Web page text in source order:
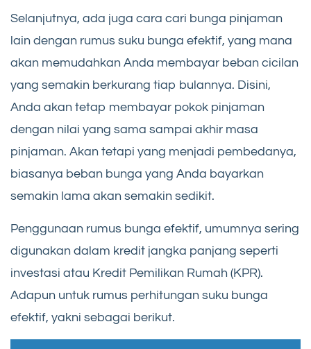
Selanjutnya, ada juga cara cari bunga pinjaman
lain dengan rumus suku bunga efektif, yang mana
akan memudahkan Anda membayar beban cicilan
yang semakin berkurang tiap bulannya. Disini,
Anda akan tetap membayar pokok pinjaman
dengan nilai yang sama sampai akhir masa
pinjaman. Akan tetapi yang menjadi pembedanya,
biasanya beban bunga yang Anda bayarkan
semakin lama akan semakin sedikit.
Penggunaan rumus bunga efektif, umumnya sering
digunakan dalam kredit jangka panjang seperti
investasi atau Kredit Pemilikan Rumah (KPR).
Adapun untuk rumus perhitungan suku bunga
efektif, yakni sebagai berikut.